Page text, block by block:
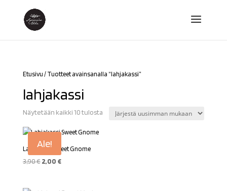
Etusivu / Tuotteet avainsanalla “lahjakassi”
lahjakassi
Näytetään kaikki 10 tulostaSorted
Ale!
Lahjakassi Sweet Gnome
3,90€ Alkuperäinen
2,00 €Nykyinen